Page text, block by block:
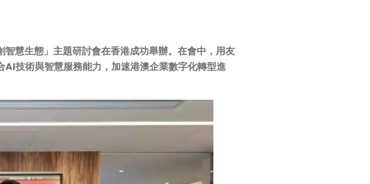
慧生態」主題研討會在香港成功舉辦。在會中，用友
技術與智慧服務能力，加速港澳企業數字化轉型進